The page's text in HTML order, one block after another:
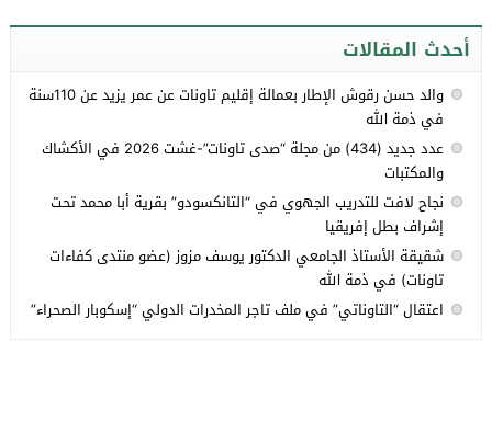
أحدث المقالات
والد حسن رقوش الإطار بعمالة إقليم تاونات عن عمر يزيد عن 110سنة
في ذمة الله
عدد جديد (434) من مجلة “صدى تاونات”-غشت 2026 في الأكشاك
والمكتبات
نجاح لافت للتدريب الجهوي في “التانكسودو” بقرية أبا محمد تحت
إشراف بطل إفريقيا
شقيقة الأستاذ الجامعي الدكتور يوسف مزوز (عضو منتدى كفاءات
تاونات) في ذمة الله
اعتقال “التاوناتي” في ملف تاجر المخدرات الدولي “إسكوبار الصحراء”